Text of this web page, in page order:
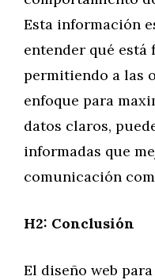
Esta información
entender qué está
permitiendo a las
enfoque para
datos claros,
informadas que
comunicación
H2: Conclusión
El diseño web